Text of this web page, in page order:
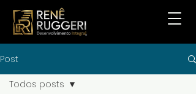
Post
Todos posts